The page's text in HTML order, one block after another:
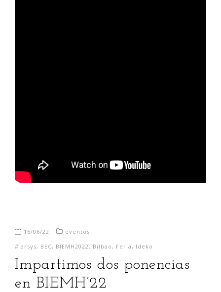
16/06/22
eventos
# arsys, BEC, BIEMH2022 , Bilbao , Feria , Ideko
Impartimos dos ponencias
en BIEMH’22